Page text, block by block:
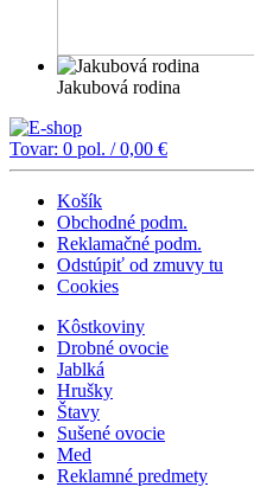
Jakubová rodina
Tovar: 0 pol. /0,00 €
Košík
Obchodné podm.
Reklamačné podm.
Odstúpiť od zmuvy tu
Cookies
Kôstkoviny
Drobné ovocie
Jablká
Hrušky
Štavy
Sušené ovocie
Med
Reklamné predmety